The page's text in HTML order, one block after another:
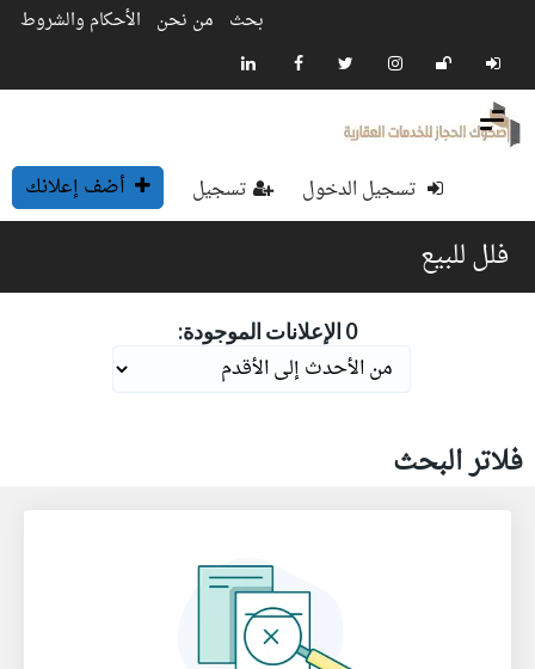
بحث من نحن الأحكام والشروط
تسجيل الدخول تسجيل أضف إعلانك
فلل للبيع
0 الإعلانات الموجودة:
فلاتر البحث